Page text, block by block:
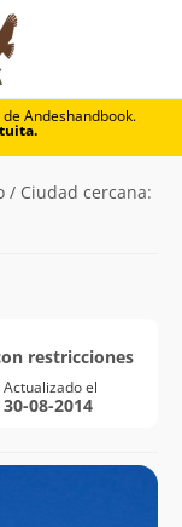
Andeshandbook.
/ Ciudad cercana:
restricciones
Actualizado el
30-08-2014